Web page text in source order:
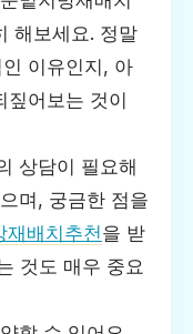
해보세요. 정말
이유인지, 아
짚어보는 것이
상담이 필요해
며, 궁금한 점을
재배치추천을 받
것도 매우 중요